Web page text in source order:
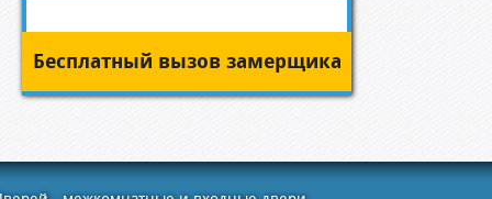
Бесплатный вызов замерщика